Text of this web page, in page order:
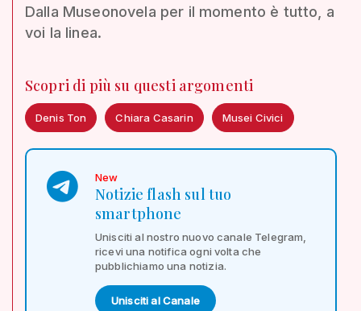
Dalla Museonovela per il momento è tutto, a
voi la linea.
Scopri di più su questi argomenti
Denis Ton Chiara Casarin Musei Civici
New
Notizie flash sul tuo
smartphone
Unisciti al nostro nuovo canale Telegram,
ricevi una notifica ogni volta che
pubblichiamo una notizia.
Unisciti al Canale